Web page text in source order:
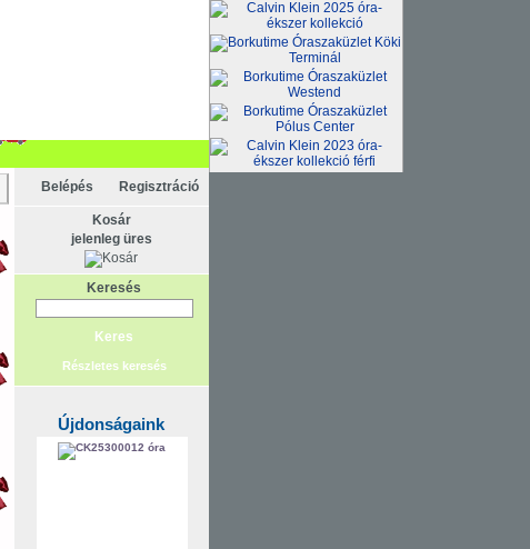
Belépés Regisztráció
Kosár
jelenleg üres
Keresés
Részletes keresés
Újdonságaink